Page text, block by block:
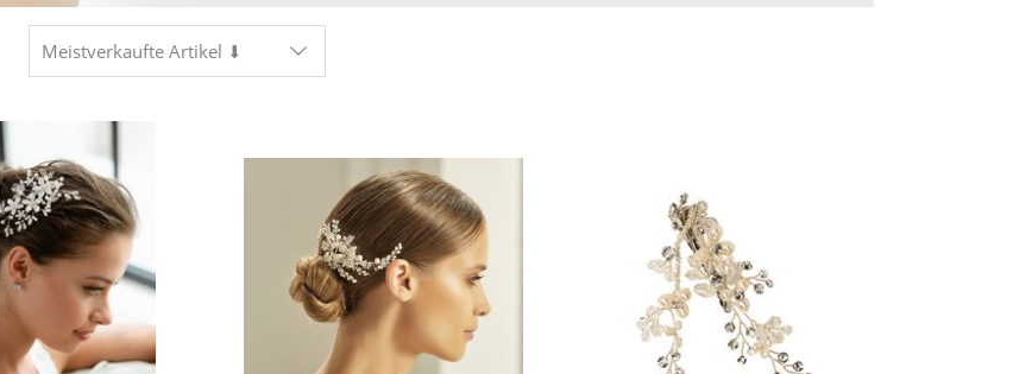
Meistverkaufte Artikel ⬇